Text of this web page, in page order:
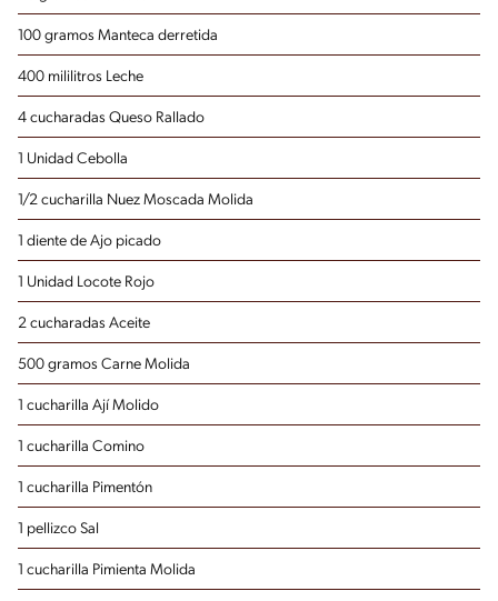
100 gramos Manteca derretida
400 mililitros Leche
4 cucharadas Queso Rallado
1 Unidad Cebolla
1/2 cucharilla Nuez Moscada Molida
1 diente de Ajo picado
1 Unidad Locote Rojo
2 cucharadas Aceite
500 gramos Carne Molida
1 cucharilla Ají Molido
1 cucharilla Comino
1 cucharilla Pimentón
1 pellizco Sal
1 cucharilla Pimienta Molida